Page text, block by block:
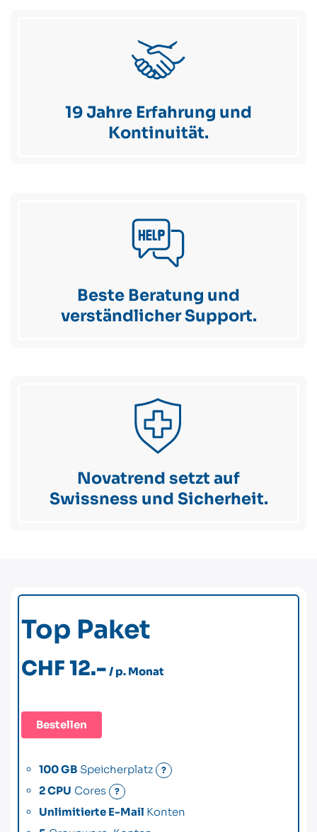
19 Jahre Erfahrung und
Kontinuität.
Beste Beratung und
verständlicher Support.
Novatrend setzt auf
Swissness und Sicherheit.
Top Paket
CHF 12.- / p. Monat
Bestellen
100 GB Speicherplatz ?
2 CPU Cores ?
Unlimitierte E-Mail Konten